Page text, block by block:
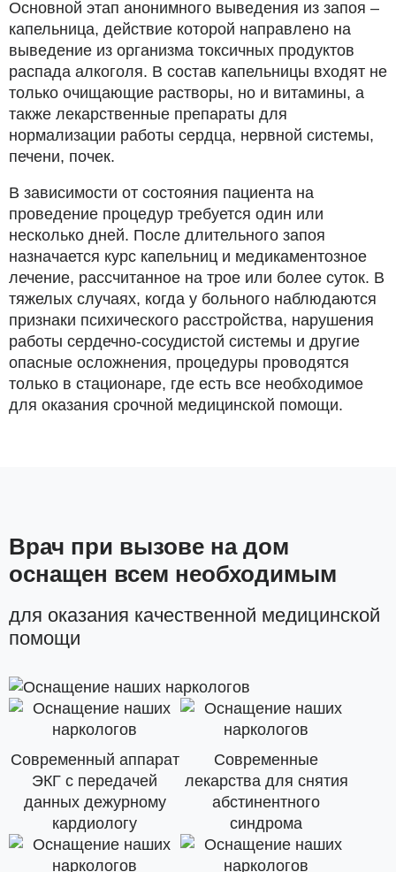
Основной этап анонимного выведения из запоя –
капельница, действие которой направлено на
выведение из организма токсичных продуктов
распада алкоголя. В состав капельницы входят не
только очищающие растворы, но и витамины, а
также лекарственные препараты для
нормализации работы сердца, нервной системы,
печени, почек.
В зависимости от состояния пациента на
проведение процедур требуется один или
несколько дней. После длительного запоя
назначается курс капельниц и медикаментозное
лечение, рассчитанное на трое или более суток. В
тяжелых случаях, когда у больного наблюдаются
признаки психического расстройства, нарушения
работы сердечно-сосудистой системы и другие
опасные осложнения, процедуры проводятся
только в стационаре, где есть все необходимое
для оказания срочной медицинской помощи.
Врач при вызове на дом
оснащен всем необходимым
для оказания качественной медицинской
помощи
Современный аппарат
ЭКГ с передачей
данных дежурному
кардиологу
Современные
лекарства для снятия
абстинентного
синдрома